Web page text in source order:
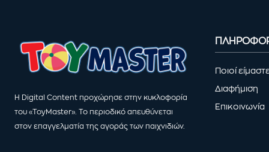
Η Digital Content προχώρησε στην κυκλοφορία
του «ToyMaster». Το περιοδικό απευθύνεται
στον επαγγελματία της αγοράς των παιχνιδιών.
Ποιοί
Διαφήμιση
Επικοινωνία